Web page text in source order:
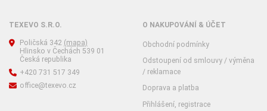
TEXEVO S.R.O.
Poličská 342 (mapa)
Hlinsko v Čechách 539 01
Česká republika
+420 731 517 349
office@texevo.cz
O NAKUPOVÁNÍ & ÚČET
Obchodní podmínky
Odstoupení od smlouvy / výměna
/ reklamace
Doprava a platba
Přihlášení, registrace